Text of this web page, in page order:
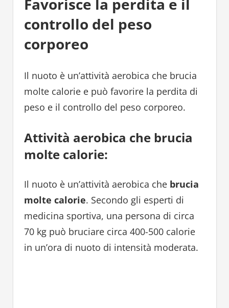
Favorisce la perdita e il
controllo del peso
corporeo
Il nuoto è un’attività aerobica che brucia
molte calorie e può favorire la perdita di
peso e il controllo del peso corporeo.
Attività aerobica che brucia
molte calorie:
Il nuoto è un’attività aerobica che brucia
molte calorie. Secondo gli esperti di
medicina sportiva, una persona di circa
70 kg può bruciare circa 400-500 calorie
in un’ora di nuoto di intensità moderata.